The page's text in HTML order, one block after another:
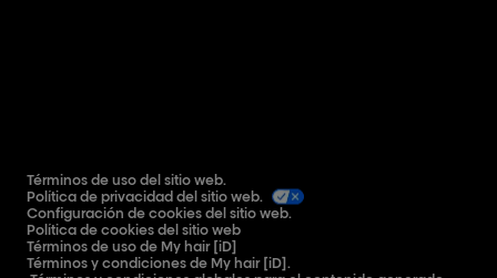
Términos de uso del sitio web.
Política de privacidad del sitio web.
Configuración de cookies del sitio web.
Política de cookies del sitio web
Términos de uso de My hair [iD]
Términos y condiciones de My hair [iD].